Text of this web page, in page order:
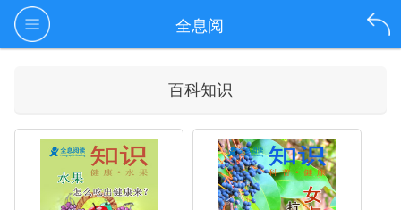
全息阅
百科知识